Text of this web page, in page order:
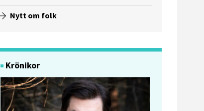
Nytt om folk
Krönikor